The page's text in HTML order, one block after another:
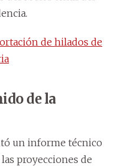
de hilados de
de la
un informe técnico
proyecciones de